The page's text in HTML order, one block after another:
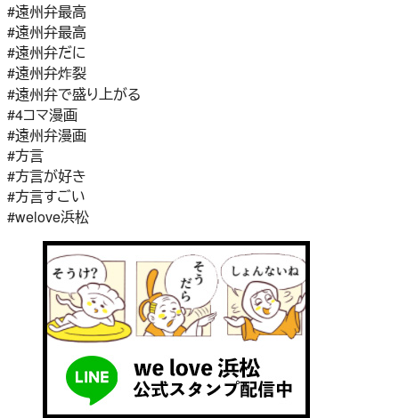
#遠州弁最高
#遠州弁最高
#遠州弁だに
#遠州弁炸裂
#遠州弁で盛り上がる
#4コマ漫画
#遠州弁漫画
#方言
#方言が好き
#方言すごい
#welove浜松